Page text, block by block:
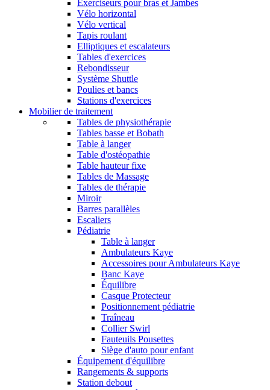
Exerciseurs pour bras et Jambes
Vélo horizontal
Vélo vertical
Tapis roulant
Elliptiques et escalateurs
Tables d'exercices
Rebondisseur
Système Shuttle
Poulies et bancs
Stations d'exercices
Mobilier de traitement
Tables de physiothérapie
Tables basse et Bobath
Table à langer
Table d'ostéopathie
Table hauteur fixe
Tables de Massage
Tables de thérapie
Miroir
Barres parallèles
Escaliers
Pédiatrie
Table à langer
Ambulateurs Kaye
Accessoires pour Ambulateurs Kaye
Banc Kaye
Équilibre
Casque Protecteur
Positionnement pédiatrie
Traîneau
Collier Swirl
Fauteuils Pousettes
Siège d'auto pour enfant
Équipement d'équilibre
Rangements & supports
Station debout